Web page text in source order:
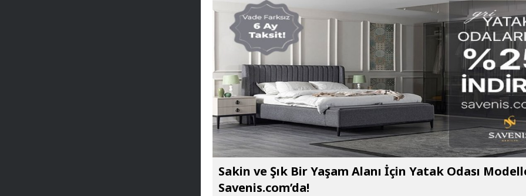
Sakin ve Şık Bir Yaşam Alanı İçin Yatak Odası
Savenis.com’da!